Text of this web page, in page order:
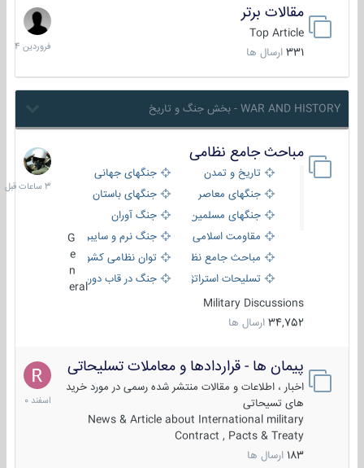
مقالات برتر
Top Article
331 ارسال ها
29
فروردین
1404
WAR AND HISTORY - بخش جنگ و تاریخ
مباحث جامع نظامی
تاریخ و تمدن
جنگهای جهانی
جنگهای معاصر
جنگهای باستان
جنگهای مسلمین
جنگ آوران
مقاومت اسلامی
جنگ نرم و سایبری
مباحث جامع نظامی
توان نظامی کشورها
تسلیحات استراتژیک
جنگ در قاب دوربین
eral
Military Discussions
34,752 ارسال ها
3
ساعات
قبل
پیمان ها - قراردادها و معاملات تسلیحاتی
اخبار ، اطلاعات و مقالات منتشر شده رسمی در مورد خرید
های تسیحاتی
News & Article about International military
Contract , Pacts & Treaty
183 ارسال ها
7
اسفند
1400